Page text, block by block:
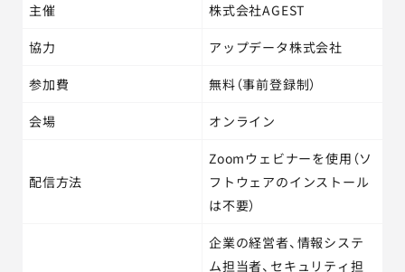
主催 株式会社AGEST
協力 アップデータ株式会社
参加費 無料（事前登録制）
会場 オンライン
配信方法
Zoomウェビナーを使用（ソ
フトウェアのインストール
は不要）
企業の経営者、情報システ
ム担当者、セキュリティ担